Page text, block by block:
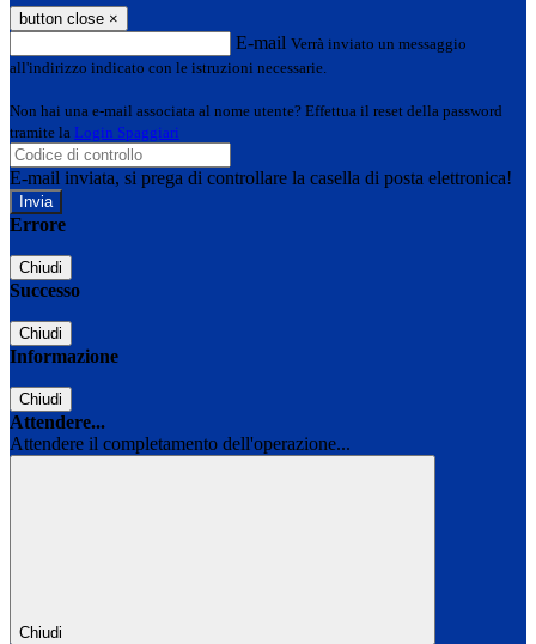
button close ×
E-mail Verrà inviato un messaggio
all'indirizzo indicato con le istruzioni necessarie.
Non hai una e-mail associata al nome utente? Effettua il reset della password
tramite la Login Spaggiari
E-mail inviata, si prega di controllare la casella di posta elettronica!
Errore
Chiudi
Successo
Chiudi
Informazione
Chiudi
Attendere...
Attendere il completamento dell'operazione...
Chiudi